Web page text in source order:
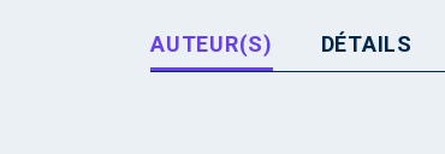
AUTEUR(S) DÉTAILS